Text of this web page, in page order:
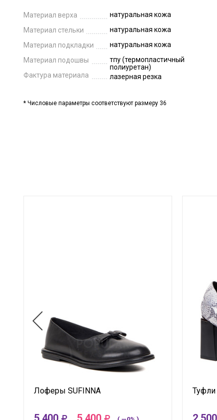
Материал верха
натуральная кожа
Материал стельки
натуральная кожа
Материал подкладки
натуральная кожа
Материал подошвы
тпу (термопластичный
полиуретан)
Фактура материала
лазерная резка
* Числовые параметры соответствуют размеру 36
Лоферы SUFINNA Туфли